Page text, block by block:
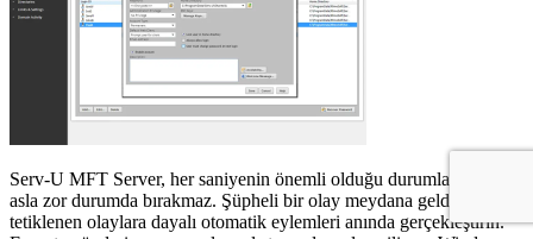
Serv-U MFT Server, her saniyenin önemli olduğu durumlarda sizi
asla zor durumda bırakmaz. Şüpheli bir olay meydana geldiğinde
tetiklenen olaylara dayalı otomatik eylemleri anında gerçekleştirin.